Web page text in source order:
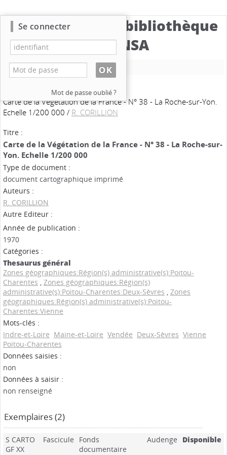
Catalogue de la bibliothèque
du CBNSA
Nouvelle recherche
Carte de la Végétation de la France - N° 38 - La Roche-sur-Yon.
Echelle 1/200 000 / R. CORILLION
Titre :
Carte de la Végétation de la France - N° 38 - La Roche-sur-
Yon. Echelle 1/200 000
Type de document :
document cartographique imprimé
Auteurs :
R. CORILLION
Autre Editeur :
Année de publication :
1970
Catégories :
Thesaurus général
Zones géographiques:Région(s) administrative(s):Poitou-
Charentes , Zones géographiques:Région(s)
administrative(s):Poitou-Charentes:Deux-Sèvres , Zones
géographiques:Région(s) administrative(s):Poitou-
Charentes:Vienne
Mots-clés :
Indre-et-Loire Maine-et-Loire Vendée Deux-Sèvres Vienne
Poitou-Charentes
Données saisies :
non
Données à saisir :
non renseigné
Exemplaires (2)
S CARTO
GF XX
Fascicule
Fonds
documentaire
Audenge Disponible
Se connecter
Mot de passe oublié ?